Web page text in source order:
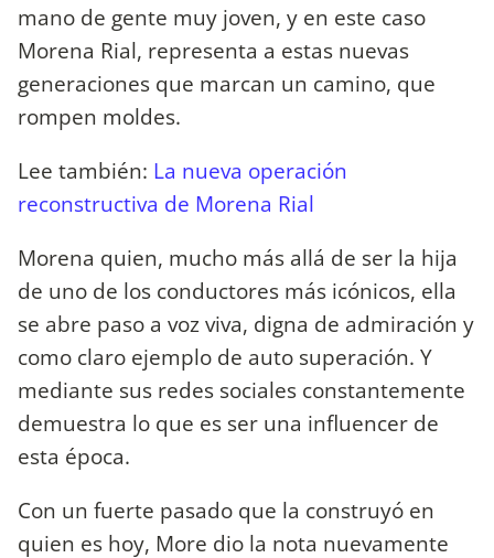
mano de gente muy joven, y en este caso
Morena Rial, representa a estas nuevas
generaciones que marcan un camino, que
rompen moldes.
Lee también: La nueva operación
reconstructiva de Morena Rial
Morena quien, mucho más allá de ser la hija
de uno de los conductores más icónicos, ella
se abre paso a voz viva, digna de admiración y
como claro ejemplo de auto superación. Y
mediante sus redes sociales constantemente
demuestra lo que es ser una influencer de
esta época.
Con un fuerte pasado que la construyó en
quien es hoy, More dio la nota nuevamente